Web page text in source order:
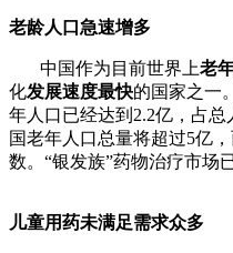
老龄人口急速增多
中国作为目前世界上老
化发展速度最快的国家之一
年人口已经达到2.2亿，占总
国老年人口总量将超过5亿
数。“银发族”药物治疗市场
儿童用药未满足需求众多